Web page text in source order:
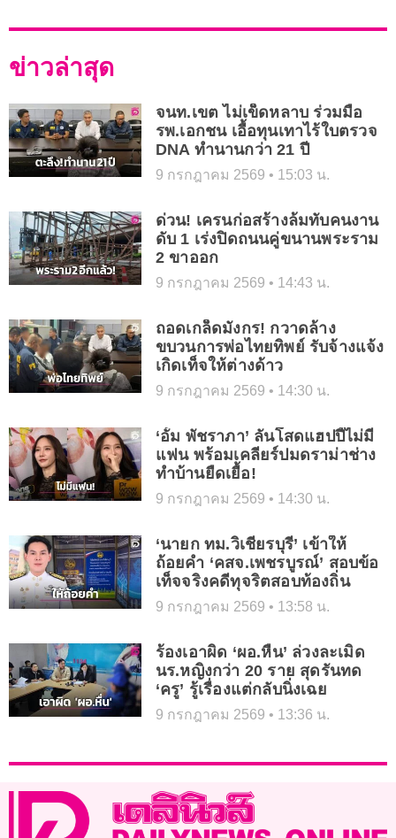
ข่าวล่าสุด
จนท.เขต ไม่เข็ดหลาบ ร่วมมือ
รพ.เอกชน เอื้อทุนเทาไร้ใบตรวจ
DNA ทำนานกว่า 21 ปี
9 กรกฎาคม 2569 15:03 น.
ด่วน! เครนก่อสร้างล้มทับคนงาน
ดับ 1 เร่งปิดถนนคู่ขนานพระราม
2 ขาออก
9 กรกฎาคม 2569 14:43 น.
ถอดเกล็ดมังกร! กวาดล้าง
ขบวนการพ่อไทยทิพย์ รับจ้างแจ้ง
เกิดเท็จให้ต่างด้าว
9 กรกฎาคม 2569 14:30 น.
‘อั้ม พัชราภา’ ลั่นโสดแฮปปี้ไม่มี
แฟน พร้อมเคลียร์ปมดราม่าช่าง
ทำบ้านยืดเยื้อ!
9 กรกฎาคม 2569 14:30 น.
‘นายก ทม.วิเชียรบุรี’ เข้าให้
ถ้อยคำ ‘คสจ.เพชรบูรณ์’ สอบข้อ
เท็จจริงคดีทุจริตสอบท้องถิ่น
9 กรกฎาคม 2569 13:58 น.
ร้องเอาผิด ‘ผอ.หื่น’ ล่วงละเมิด
นร.หญิงกว่า 20 ราย สุดรันทด
‘ครู’ รู้เรื่องแต่กลับนิ่งเฉย
9 กรกฎาคม 2569 13:36 น.